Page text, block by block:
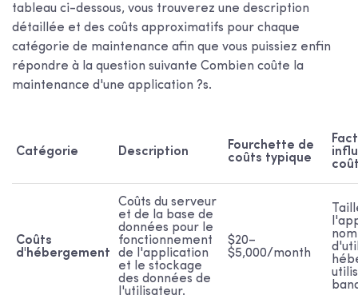
tableau ci-dessous, vous trouverez une description
détaillée et des coûts approximatifs pour chaque
catégorie de maintenance afin que vous puissiez enfin
répondre à la question suivante Combien coûte la
maintenance d'une application ?s.
Catégorie Description
Fourchette de
coûts typique
Coûts
d'hébergement
Coûts du serveur
et de la base de
données pour le
fonctionnement
de l'application
et le stockage
des données de
l'utilisateur.
$20–
$5,000/month